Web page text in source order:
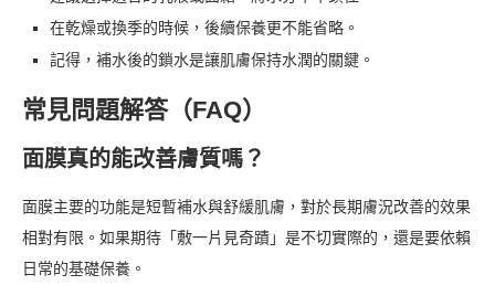
在乾燥或換季的時候，後續保養更不能省略。
記得，補水後的鎖水是讓肌膚保持水潤的關鍵。
常見問題解答（FAQ）
面膜真的能改善膚質嗎？
面膜主要的功能是短暫補水與舒緩肌膚，對於長期膚況改善的效果
相對有限。如果期待「敷一片見奇蹟」是不切實際的，還是要依賴
日常的基礎保養。